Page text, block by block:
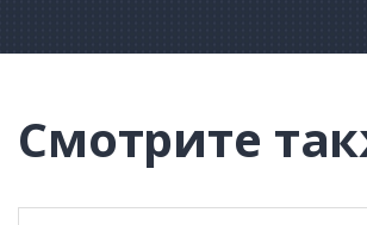
Смотрите